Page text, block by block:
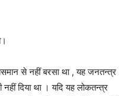
से नहीं बरसा था , यह जनतन्त्र
दिया था । यदि यह लोकतन्त्र